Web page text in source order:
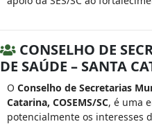
CONSELHO DE
DE SAÚDE – SANTA
O Conselho de Secretarias
Catarina, COSEMS/SC, é uma
potencialmente os interesses